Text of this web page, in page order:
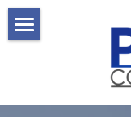
PROJEKTY